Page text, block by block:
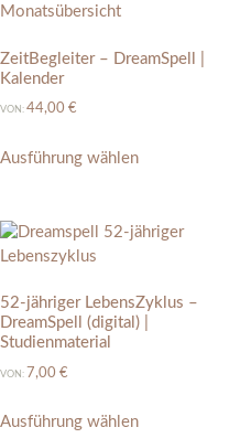
ZeitBegleiter – DreamSpell |
Kalender
VON: 44,00 €
Ausführung wählen
52-jähriger LebensZyklus –
DreamSpell (digital) |
Studienmaterial
VON: 7,00 €
Ausführung wählen